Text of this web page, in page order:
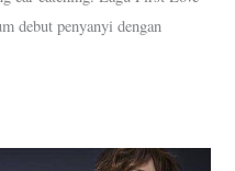
debut penyanyi dengan